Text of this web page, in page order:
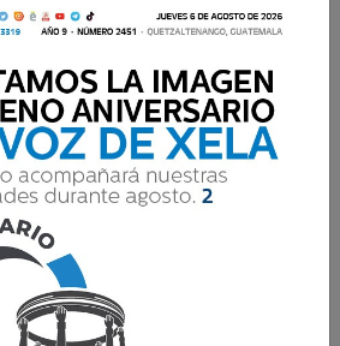
diez finalistas
¡Responda!
en nuestras redes sociales
en vivo a partir de las 19
24 Junio 2025 11:42